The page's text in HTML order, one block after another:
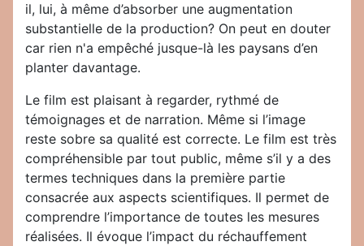
il, lui, à même d’absorber une augmentation
substantielle de la production? On peut en douter
car rien n'a empêché jusque-là les paysans d’en
planter davantage.
Le film est plaisant à regarder, rythmé de
témoignages et de narration. Même si l’image
reste sobre sa qualité est correcte. Le film est très
compréhensible par tout public, même s’il y a des
termes techniques dans la première partie
consacrée aux aspects scientifiques. Il permet de
comprendre l’importance de toutes les mesures
réalisées. Il évoque l’impact du réchauffement